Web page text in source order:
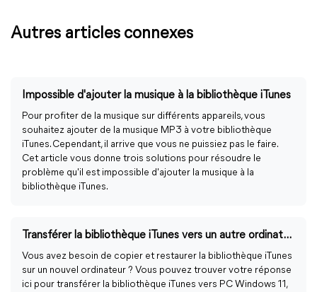
Autres articles connexes
Impossible d'ajouter la musique à la bibliothèque iTunes
Pour profiter de la musique sur différents appareils, vous
souhaitez ajouter de la musique MP3 à votre bibliothèque
iTunes. Cependant, il arrive que vous ne puissiez pas le faire.
Cet article vous donne trois solutions pour résoudre le
problème qu'il est impossible d'ajouter la musique à la
bibliothèque iTunes.
Transférer la bibliothèque iTunes vers un autre ordinateur
Vous avez besoin de copier et restaurer la bibliothèque iTunes
sur un nouvel ordinateur ? Vous pouvez trouver votre réponse
ici pour transférer la bibliothèque iTunes vers PC Windows 11,